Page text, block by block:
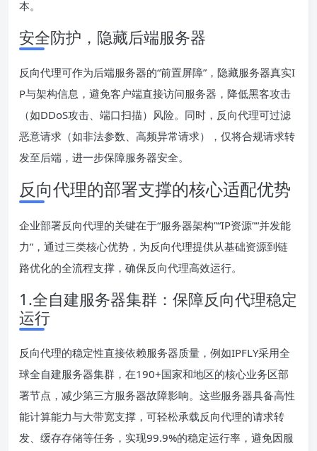
本。
安全防护，隐藏后端服务器
反向代理可作为后端服务器的“前置屏障”，隐藏服务器真实I
P与架构信息，避免客户端直接访问服务器，降低黑客攻击
（如DDoS攻击、端口扫描）风险。同时，反向代理可过滤
恶意请求（如非法参数、高频异常请求），仅将合规请求转
发至后端，进一步保障服务器安全。
反向代理的部署支撑的核心适配优势
企业部署反向代理的关键在于“服务器架构”“IP资源”“并发能
力”，通过三类核心优势，为反向代理提供从基础资源到链
路优化的全流程支撑，确保反向代理高效运行。
1.全自建服务器集群：保障反向代理稳定
运行
反向代理的稳定性直接依赖服务器质量，例如IPFLY采用全
球全自建服务器集群，在190+国家和地区的核心业务区部
署节点，减少第三方服务器故障影响。这些服务器具备高性
能计算能力与大带宽支撑，可轻松承载反向代理的请求转
发、缓存存储等任务，实现99.9%的稳定运行率，避免因服